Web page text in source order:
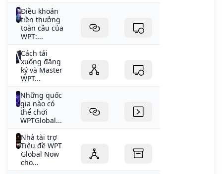
Điều khoản
tiền thưởng
toàn cầu của
WPT:...
Cách tải
xuống đăng
ký và Master
WPT...
Những quốc
gia nào có
thể chơi
WPTGlobal...
Nhà tài trợ
Tiêu đề WPT
Global Now
cho...